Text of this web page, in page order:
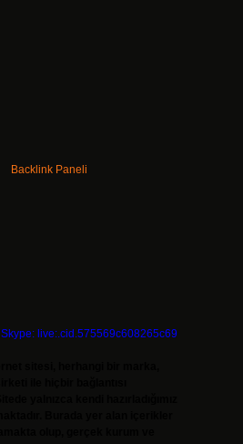
Skype: live:.cid.575569c608265c69